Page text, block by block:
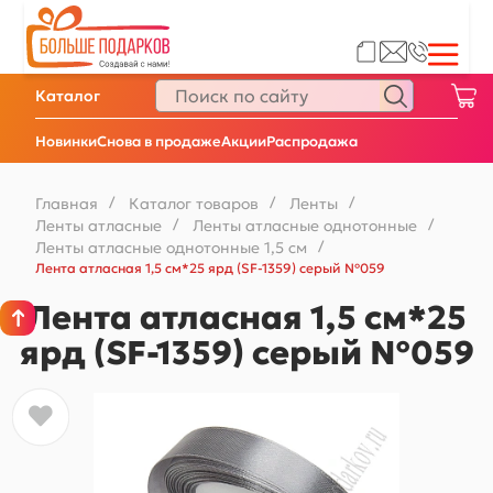
НовинкиСнова в продажеАкцииРаспродажа
Каталог
Главная / Каталог товаров / Ленты /
Ленты атласные / Ленты атласные однотонные /
Ленты атласные однотонные 1,5 см
/
Лента атласная 1,5 см*25 ярд (SF-1359) серый №059
Лента атласная 1,5 см*25
ярд (SF-1359) серый №059